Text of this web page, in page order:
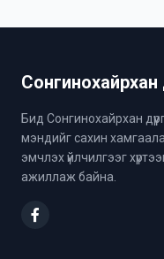
Сонгинохайрхан
Бид Сонгинохайрхан
мэндийг сахин
эмчлэх үйлчилгээг
ажиллаж байна.